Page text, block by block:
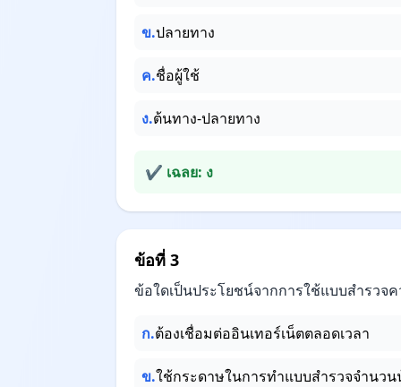
ข.ปลายทาง
ค.ชื่อผู้ใช้
ง.ต้นทาง-ปลายทาง
✔ เฉลย: ง
ข้อที่ 3
ข้อใดเป็นประโยชน์จากการใช้แบบสำรวจ
ก.ต้องเชื่อมต่ออินเทอร์เน็ตตลอดเวลา
ข.ใช้กระดาษในการทำแบบสำรวจจำนว